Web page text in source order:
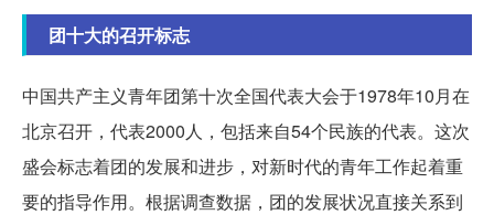
团十大的召开标志
中国共产主义青年团第十次全国代表大会于1978年10月在
北京召开，代表2000人，包括来自54个民族的代表。这次
盛会标志着团的发展和进步，对新时代的青年工作起着重
要的指导作用。根据调查数据，团的发展状况直接关系到